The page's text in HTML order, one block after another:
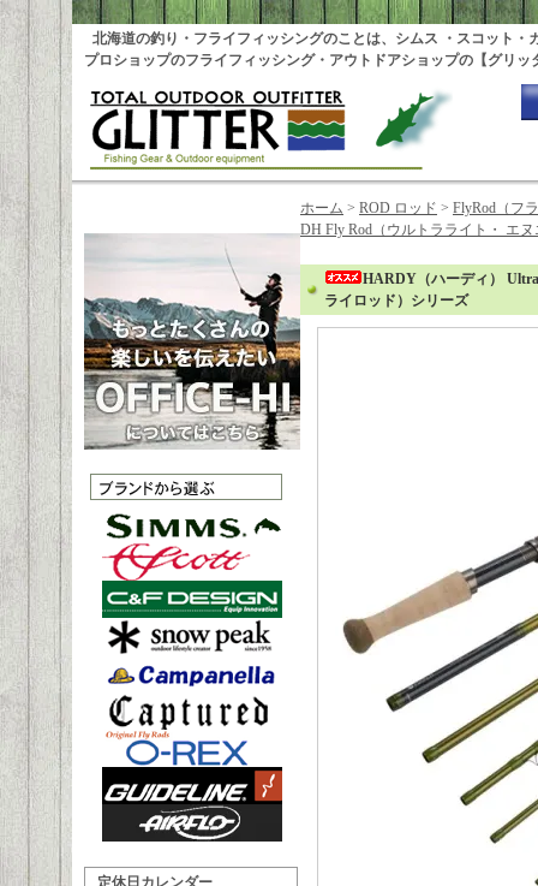
北海道の釣り・フライフィッシングのことは、シムス ・スコット・
プロショップのフライフィッシング・アウトドアショップの【グリッ
定休日カレンダー
ホーム > ROD ロッド > FlyRod（フ
DH Fly Rod（ウルトラライト・ エ
HARDY（ハーディ）
ライロッド）シリーズ